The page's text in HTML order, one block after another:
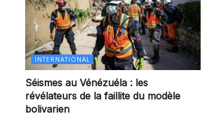
INTERNATIONAL
Séismes au Vénézuéla : les
révélateurs de la faillite du modèle
bolivarien